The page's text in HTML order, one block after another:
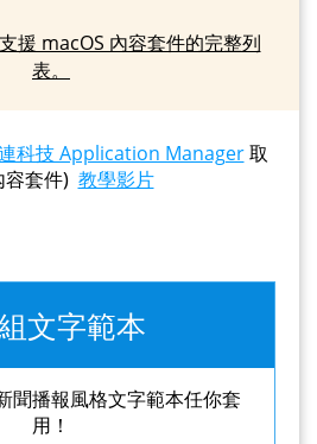
援 macOS 內容套件的完整列
表。
科技 Application Manager取
容套件) 教學影片
文字範本
聞播報風格文字範本任你套
用！